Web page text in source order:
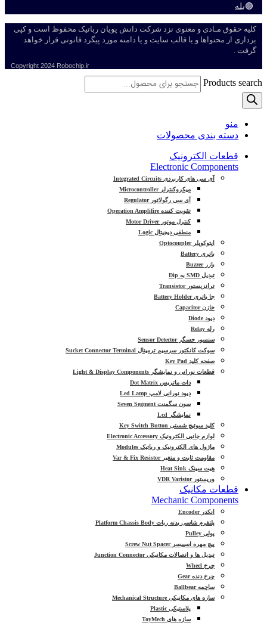
🟣بله
کلیه حقوق مـادی و معنوی نزد شرکت دانش پویان رباتیک محفوظ است و کپی
برداری از محتواها و یا قالب سایت و یا دامنه مورد پیگرد قانونی قرار خواهد
گرفت .
Copyright 2024 Robochip.ir
Products search
منو
دسته بندی محصولات
قطعات الکترونیک
Electronic Components
آی سی های کاربردی Integrated Circuits
میکروکنترلر Microcontroller
آی سی رگولاتور Regulator
تقویت کننده Operation Amplifire
کنترل موتور Motor Driver
منطقی دیجیتال Logic
اپتوکوپلر Optocoupler
باتری Battery
بازر Buzzer
تبدیل SMD به Dip
ترانزیستور Transistor
جا باتری Battery Holder
خازن Capacitor
دیود Diode
رله Relay
سنسور حسگر Sensor Detector
سوکت کانکتور سرسیم ترمینال Sucket Connector Terminal
صفحه کلید Key Pad
قطعات نورانی و نمایشگر Light & Display Components
دات ماتریس Dot Matrix
دیود نورانی لامپ Led Lamp
سون سگمنت Seven Segment
نمایشگر Lcd
کلید سوئیچ شستی Key Switch Button
لوازم جانبی الکترونیک Electronic Accessory
ماژول های الکترونیک و رباتیک Modules
مقاومت ثابت و متغیر Var & Fix Resistor
هیت سینک Heat Sink
وریستور VDR Varistor
قطعات مکانیک
Mechanic Components
انکدر Encoder
پلتفرم شاسی بدنه ربات Platform Chassis Body
پولی Pulley
پیچ مهره اسپیسر Screw Nut Spacer
تبدیل ها و اتصالات مکانیکی Junction Connector
چرخ Wheel
چرخ دنده Gear
ساچمه Ballbear
سازه های مکانیکی Mechanical Structure
پلاستیکی Plastic
سازه های ToyMech